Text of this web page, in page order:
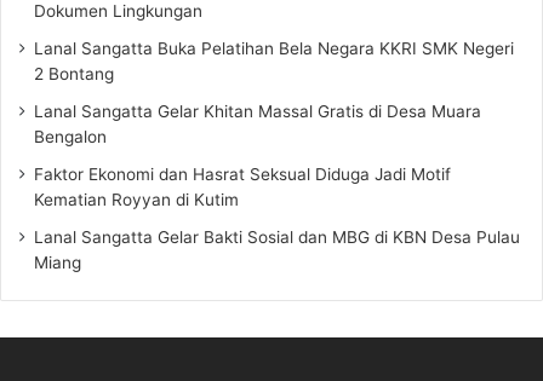
Dokumen Lingkungan
Lanal Sangatta Buka Pelatihan Bela Negara KKRI SMK Negeri
2 Bontang
Lanal Sangatta Gelar Khitan Massal Gratis di Desa Muara
Bengalon
Faktor Ekonomi dan Hasrat Seksual Diduga Jadi Motif
Kematian Royyan di Kutim
Lanal Sangatta Gelar Bakti Sosial dan MBG di KBN Desa Pulau
Miang